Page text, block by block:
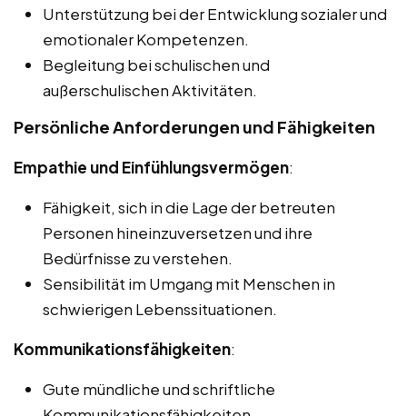
Unterstützung bei der Entwicklung sozialer und
emotionaler Kompetenzen.
Begleitung bei schulischen und
außerschulischen Aktivitäten.
Persönliche Anforderungen und Fähigkeiten
Empathie und Einfühlungsvermögen:
Fähigkeit, sich in die Lage der betreuten
Personen hineinzuversetzen und ihre
Bedürfnisse zu verstehen.
Sensibilität im Umgang mit Menschen in
schwierigen Lebenssituationen.
Kommunikationsfähigkeiten:
Gute mündliche und schriftliche